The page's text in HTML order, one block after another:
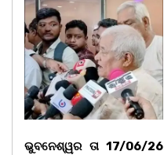
ଭୁବନେଶ୍ୱର ତା 17/06/26